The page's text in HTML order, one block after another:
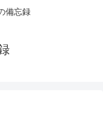
備忘録